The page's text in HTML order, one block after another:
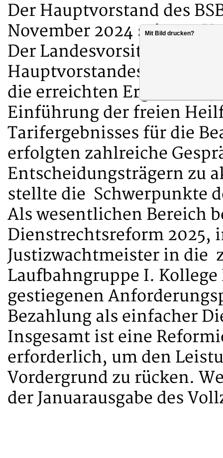
Der Hauptvorstand des
November 2024 seine 2.
Der Landesvorsitzende
Hauptvorstandes seinen
die erreichten Ergebnisse,
Einführung der freien
Tarifergebnisses für die
erfolgten zahlreiche
Entscheidungsträgern zu
stellte die Schwerpunkte
Als wesentlichen Bereich
Dienstrechtsreform 2025,
Justizwachtmeister in die
Laufbahngruppe I.
gestiegenen
Bezahlung als einfacher
Insgesamt ist eine
erforderlich, um den
Vordergrund zu rücken.
der Januarausgabe des
Mit Bild drucken?